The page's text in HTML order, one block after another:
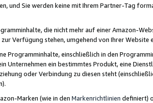
und Sie werden keine mit Ihrem Partner-Tag
die nicht mehr auf einer Amazon-
Verfügung stehen, umgehend von Ihrer
Programminhalte, einschließlich in den
Unternehmen ein bestimmtes Produkt, eine
oder Verbindung zu diesen steht
Marken (wie in den Markenrichtlinien definiert)